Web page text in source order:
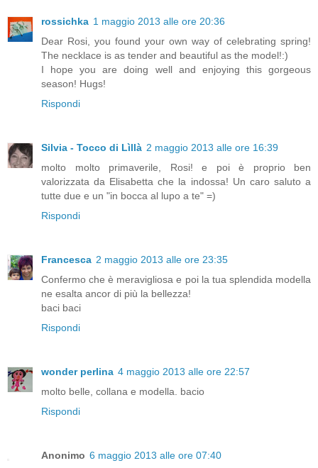
rossichka 1 maggio 2013 alle ore 20:36
Dear Rosi, you found your own way of celebrating spring!
The necklace is as tender and beautiful as the model!:)
I hope you are doing well and enjoying this gorgeous
season! Hugs!
Rispondi
Silvia - Tocco di Lìllà 2 maggio 2013 alle ore 16:39
molto molto primaverile, Rosi! e poi è proprio ben
valorizzata da Elisabetta che la indossa! Un caro saluto a
tutte due e un "in bocca al lupo a te" =)
Rispondi
Francesca 2 maggio 2013 alle ore 23:35
Confermo che è meravigliosa e poi la tua splendida modella
ne esalta ancor di più la bellezza!
baci baci
Rispondi
wonder perlina 4 maggio 2013 alle ore 22:57
molto belle, collana e modella. bacio
Rispondi
Anonimo 6 maggio 2013 alle ore 07:40